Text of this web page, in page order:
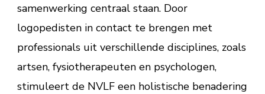
samenwerking centraal staan. Door
logopedisten in contact te brengen met
professionals uit verschillende disciplines, zoals
artsen, fysiotherapeuten en psychologen,
stimuleert de NVLF een holistische benadering